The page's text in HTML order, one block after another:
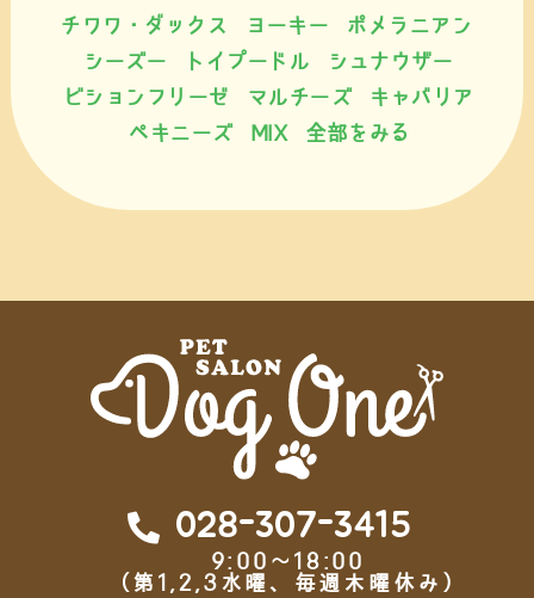
チワワ・ダックス ヨーキー
ポメラニアン
シーズー
トイプードル
シュナウザー
ビションフリーゼ
マルチーズ
キャバリア
ペキニーズ
MIX 全部をみる
028-307-3415
9:00～18:00
（第1,2,3水曜、毎週木曜休み）